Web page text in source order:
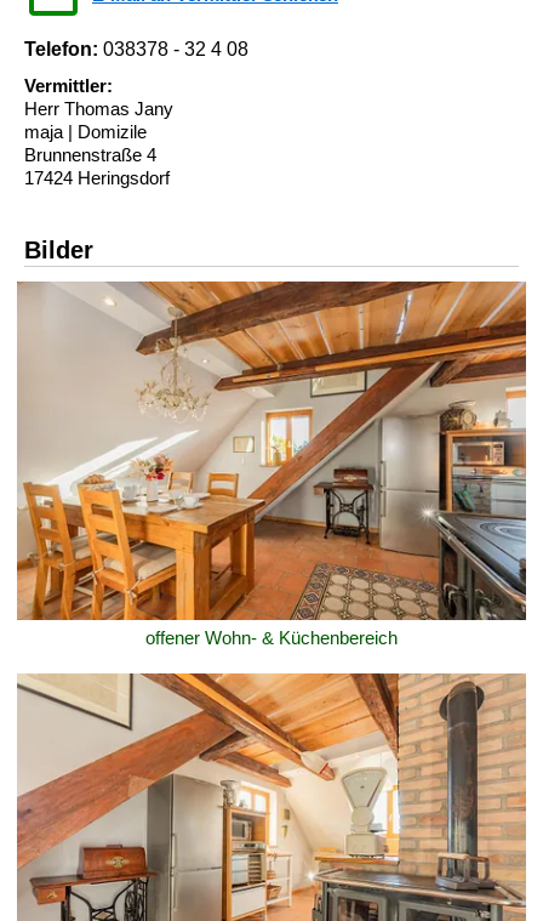
Telefon: 038378 - 32 4 08
Vermittler:
Herr Thomas Jany
maja | Domizile
Brunnenstraße 4
17424 Heringsdorf
Bilder
offener Wohn- & Küchenbereich